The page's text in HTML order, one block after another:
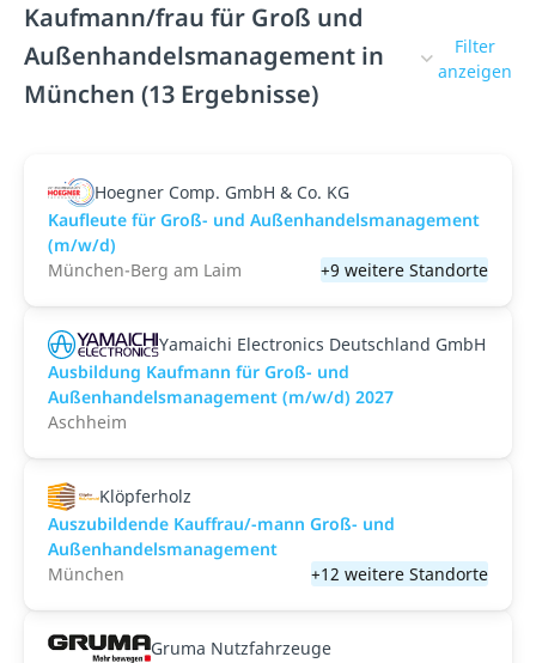
Kaufmann/frau für Groß und
Außenhandelsmanagement in
München (13 Ergebnisse)
Filter
anzeigen
Hoegner Comp. GmbH & Co. KG
Kaufleute für Groß- und Außenhandelsmanagement
(m/w/d)
München-Berg am Laim
+9 weitere Standorte
Yamaichi Electronics Deutschland GmbH
Ausbildung Kaufmann für Groß- und
Außenhandelsmanagement (m/w/d) 2027
Aschheim
Klöpferholz
Auszubildende Kauffrau/-mann Groß- und
Außenhandelsmanagement
München
+12 weitere Standorte
Gruma Nutzfahrzeuge